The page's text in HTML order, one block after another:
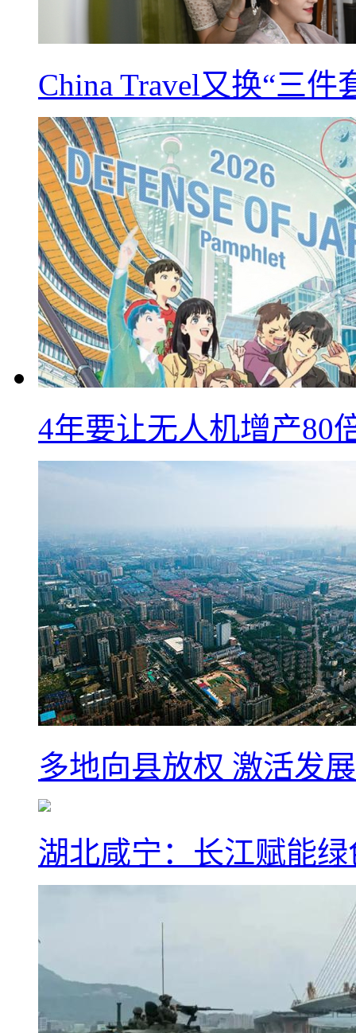
China Travel又换“三
4年要让无人机增产80
多地向县放权 激活发
湖北咸宁：长江赋能